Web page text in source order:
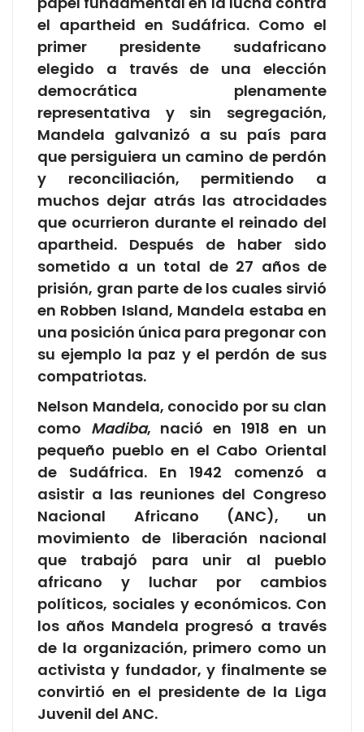
el apartheid en Sudáfrica. Como el
primer presidente sudafricano
elegido a través de una elección
democrática plenamente
representativa y sin segregación,
Mandela galvanizó a su país para
que persiguiera un camino de perdón
y reconciliación, permitiendo a
muchos dejar atrás las atrocidades
que ocurrieron durante el reinado del
apartheid. Después de haber sido
sometido a un total de 27 años de
prisión, gran parte de los cuales sirvió
en Robben Island, Mandela estaba en
una posición única para pregonar con
su ejemplo la paz y el perdón de sus
compatriotas.
Nelson Mandela, conocido por su clan
como Madiba, nació en 1918 en un
pequeño pueblo en el Cabo Oriental
de Sudáfrica. En 1942 comenzó a
asistir a las reuniones del Congreso
Nacional Africano (ANC), un
movimiento de liberación nacional
que trabajó para unir al pueblo
africano y luchar por cambios
políticos, sociales y económicos. Con
los años Mandela progresó a través
de la organización, primero como un
activista y fundador, y finalmente se
convirtió en el presidente de la Liga
Juvenil del ANC.